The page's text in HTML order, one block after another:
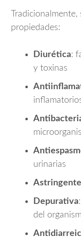
propiedades:
Diurética:
y toxinas
urinarias
Astringente
Depurativa
del